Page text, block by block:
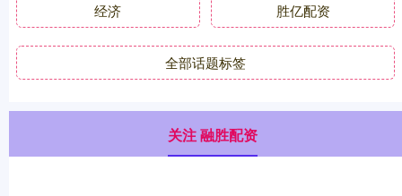
经济 胜亿配资
全部话题标签
关注 融胜配资